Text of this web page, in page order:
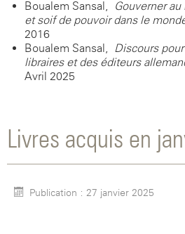
Boualem Sansal,
Gouverner
et soif de pouvoir dans le
2016
Boualem Sansal, Discours
libraires et des éditeurs
Avril 2025
Livres acquis en
Publication : 27 janvier 2025